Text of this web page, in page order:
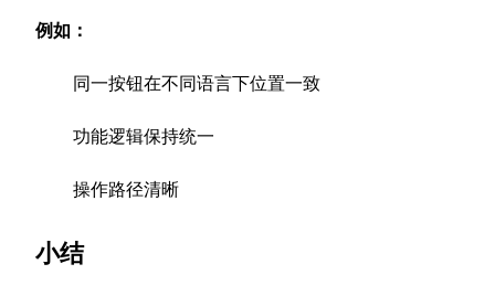
例如：
同一按钮在不同语言下位置一致
功能逻辑保持统一
操作路径清晰
小结